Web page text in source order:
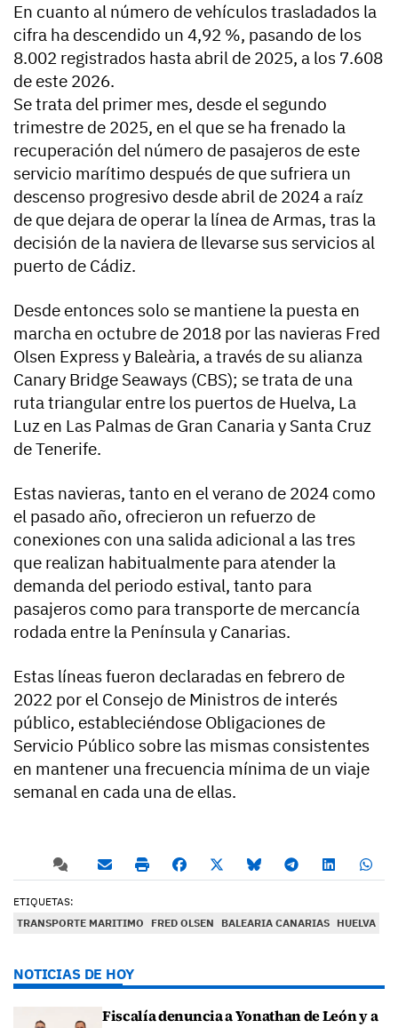
En cuanto al número de vehículos trasladados la
cifra ha descendido un 4,92 %, pasando de los
8.002 registrados hasta abril de 2025, a los 7.608
de este 2026.
Se trata del primer mes, desde el segundo
trimestre de 2025, en el que se ha frenado la
recuperación del número de pasajeros de este
servicio marítimo después de que sufriera un
descenso progresivo desde abril de 2024 a raíz
de que dejara de operar la línea de Armas, tras la
decisión de la naviera de llevarse sus servicios al
puerto de Cádiz.
Desde entonces solo se mantiene la puesta en
marcha en octubre de 2018 por las navieras Fred
Olsen Express y Baleària, a través de su alianza
Canary Bridge Seaways (CBS); se trata de una
ruta triangular entre los puertos de Huelva, La
Luz en Las Palmas de Gran Canaria y Santa Cruz
de Tenerife.
Estas navieras, tanto en el verano de 2024 como
el pasado año, ofrecieron un refuerzo de
conexiones con una salida adicional a las tres
que realizan habitualmente para atender la
demanda del periodo estival, tanto para
pasajeros como para transporte de mercancía
rodada entre la Península y Canarias.
Estas líneas fueron declaradas en febrero de
2022 por el Consejo de Ministros de interés
público, estableciéndose Obligaciones de
Servicio Público sobre las mismas consistentes
en mantener una frecuencia mínima de un viaje
semanal en cada una de ellas.
ETIQUETAS:
TRANSPORTE MARITIMO
FRED OLSEN BALEARIA CANARIAS HUELVA
NOTICIAS DE HOY
Fiscalía denuncia a Yonathan de León y a